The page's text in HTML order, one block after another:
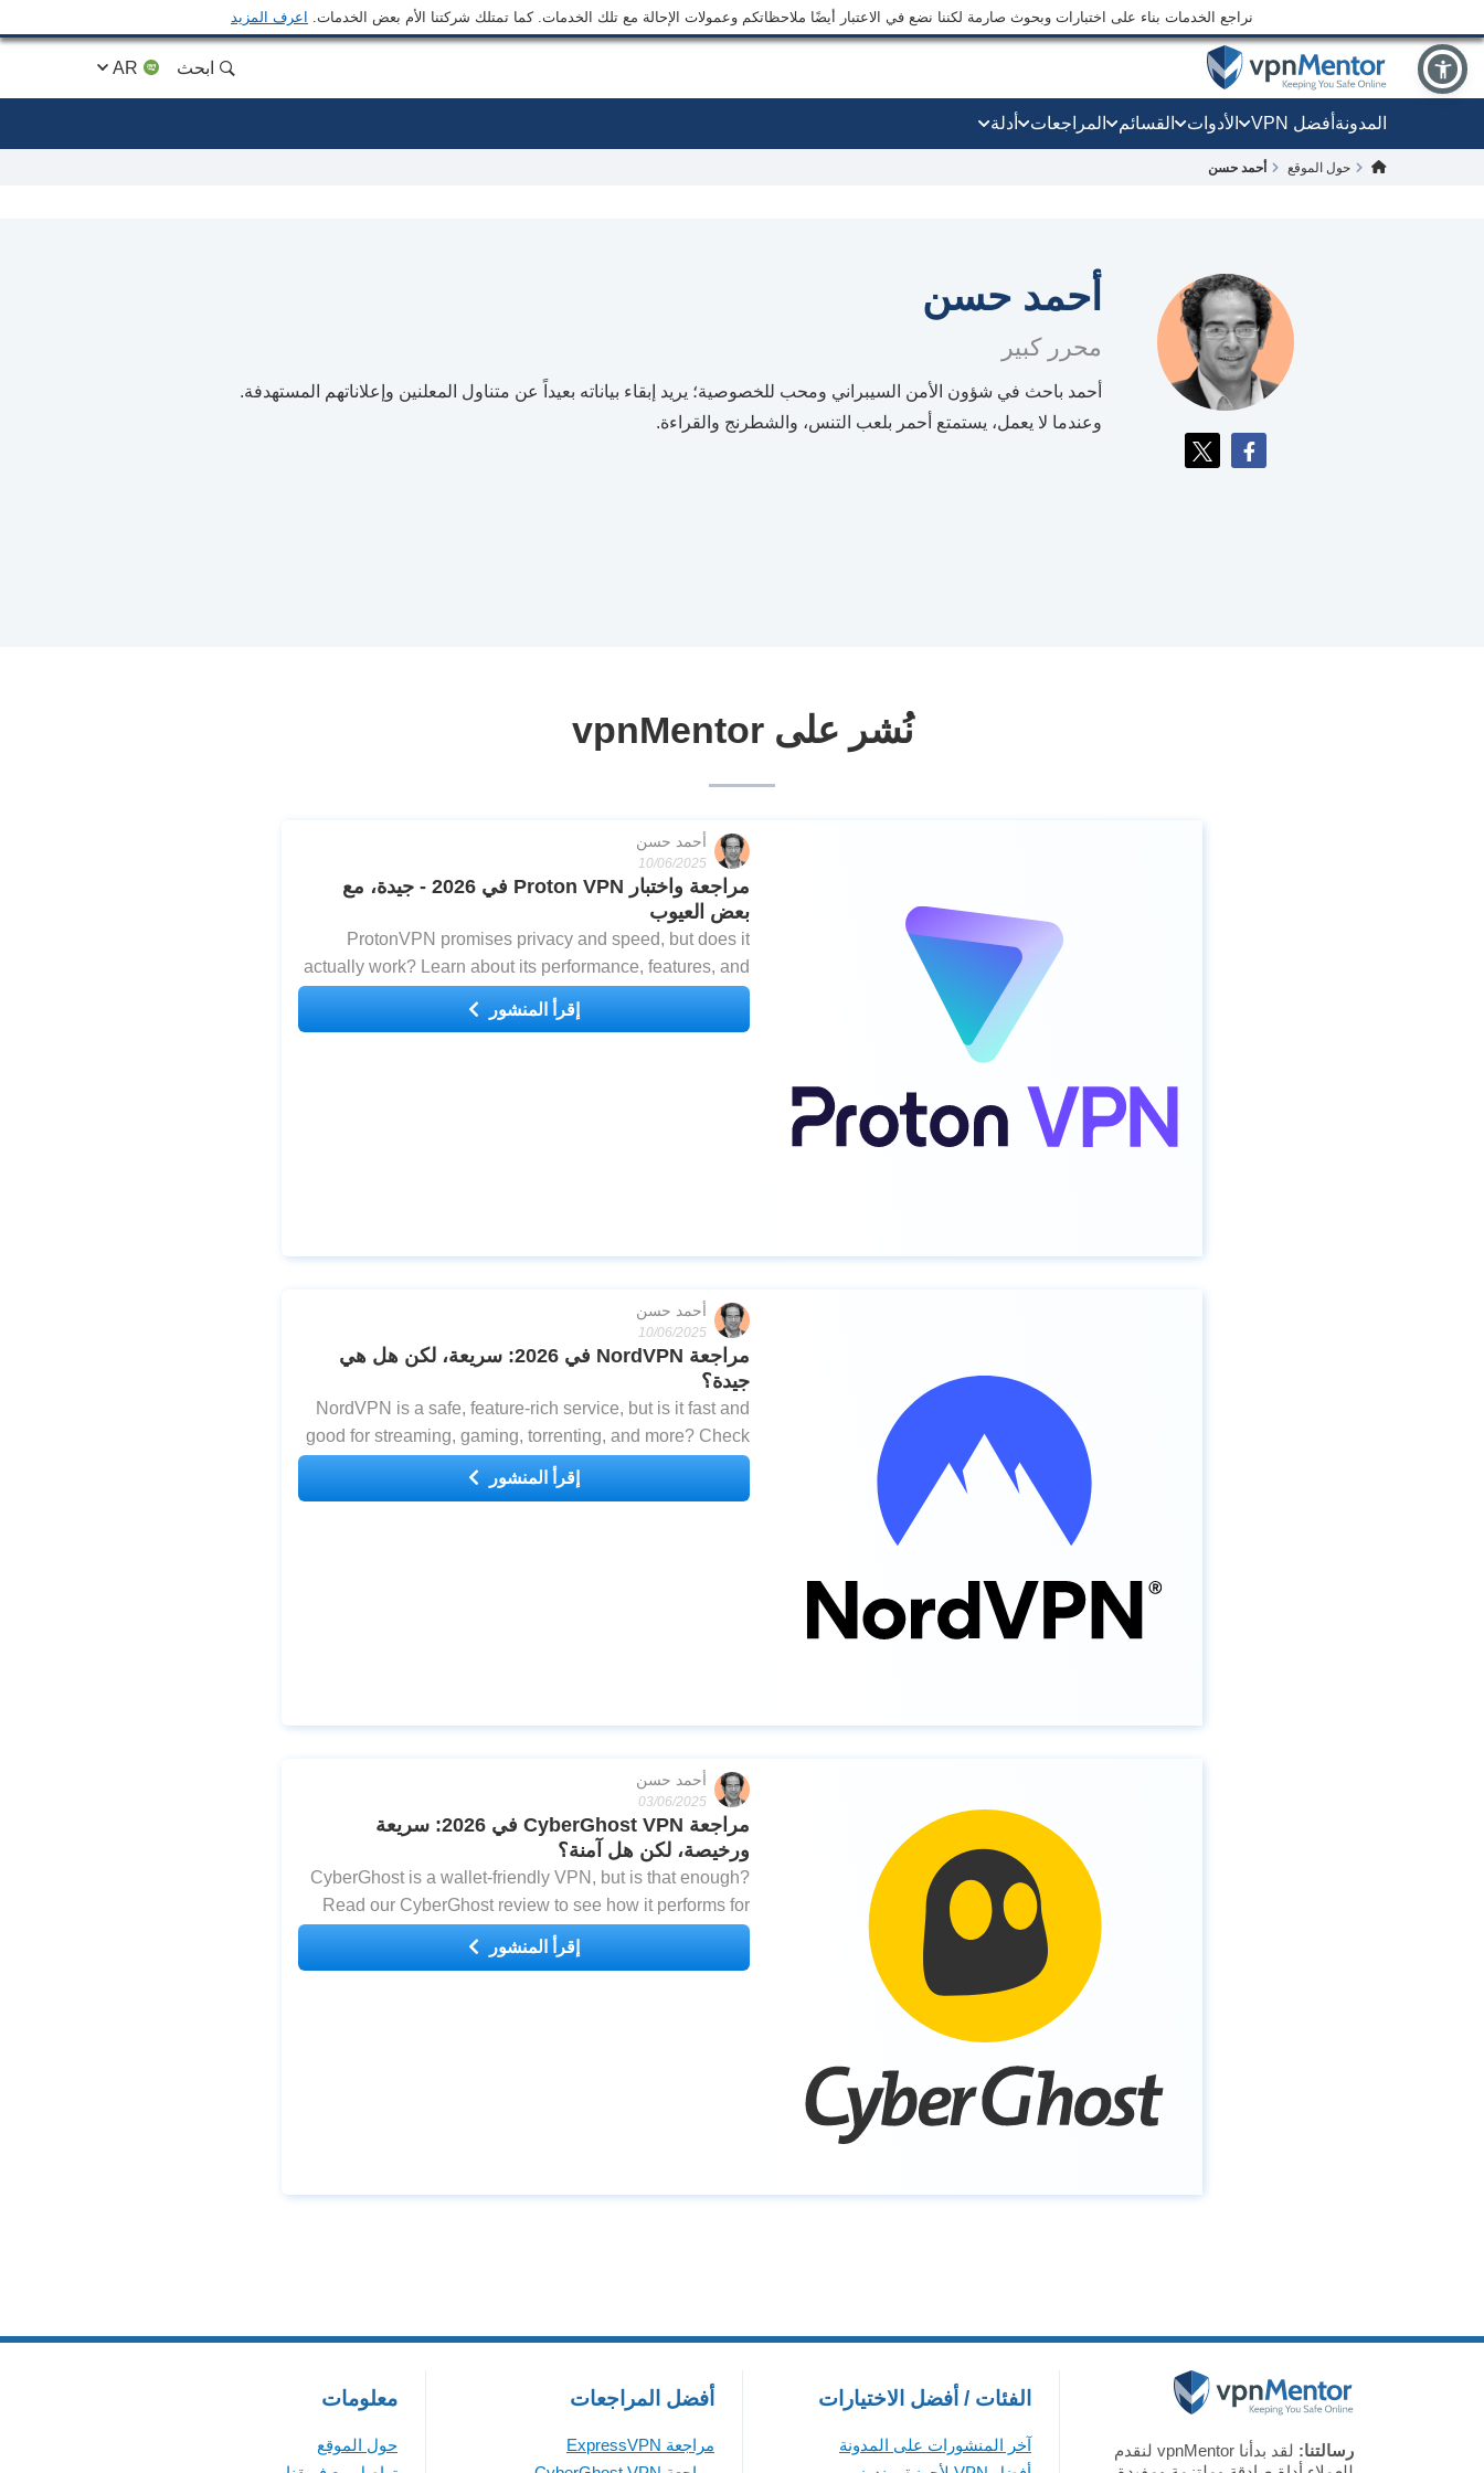
نراجع الخدمات بناء على اختبارات وبحوث صارمة لكننا نضع في الاعتبار أيضًا ملاحظاتكم وعمولات الإحالة مع تلك الخدمات. كما تمتلك شركتنا الأم بعض الخدمات. اعرف المزيد
ابحث
المدونة أفضل VPN الأدوات القسائم المراجعات أدلة
حول الموقع أحمد حسن
أحمد حسن
محرر كبير
أحمد باحث في شؤون الأمن السيبراني ومحب للخصوصية؛ يريد إبقاء بياناته بعيداً عن متناول المعلنين وإعلاناتهم المستهدفة.
وعندما لا يعمل، يستمتع أحمر بلعب التنس، والشطرنج والقراءة.
نُشر على vpnMentor
أحمد حسن
10/06/2025
مراجعة واختبار Proton VPN في 2026 - جيدة، مع
بعض العيوب
ProtonVPN promises privacy and speed, but does it
actually work? Learn about its performance, features, and
whether it’s the right choice for you.
إقرأ المنشور
أحمد حسن
10/06/2025
مراجعة NordVPN في 2026: سريعة، لكن هل هي
جيدة؟
NordVPN is a safe, feature-rich service, but is it fast and
good for streaming, gaming, torrenting, and more? Check
out our NordVPN review to find out.
إقرأ المنشور
أحمد حسن
03/06/2025
مراجعة CyberGhost VPN في 2026: سريعة
ورخيصة، لكن هل آمنة؟
CyberGhost is a wallet-friendly VPN, but is that enough?
Read our CyberGhost review to see how it performs for
streaming, privacy, gaming, and more.
إقرأ المنشور
رسالتنا:
لقد بدأنا vpnMentor لنقدم
الفئات / أفضل الاختيارات
آخر المنشورات على المدونة
أفضل المراجعات
مراجعة ExpressVPN
معلومات
حول الموقع